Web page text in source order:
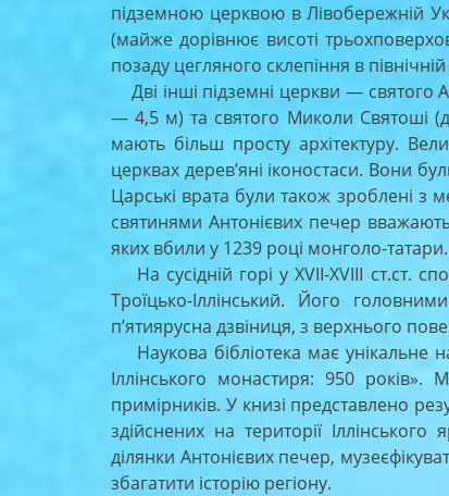
підземною церквою в Лівобережній
(майже дорівнює висоті
позаду цегляного склепіння в північній
Дві інші підземні церкви —
— 4,5 м) та святого Миколи Святоші
мають більш просту архітектуру.
церквах дерев’яні іконостаси. Вони
Царські врата були також зроблені з
святинями Антонієвих печер
яких вбили у 1239 році монголо-татари.
На сусідній горі у ХVІІ-ХVІІІ
Троїцько-Іллінський. Його
п’ятиярусна дзвіниця, з верхнього
Наукова бібліотека має унікальне
Іллінського монастиря: 950
примірників. У книзі представлено
здійснених на території
ділянки Антонієвих печер,
збагатити історію регіону.